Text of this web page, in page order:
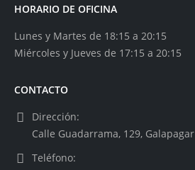
HORARIO DE OFICINA
Lunes y Martes de 18:15 a 20:15
Miércoles y Jueves de 17:15 a 20:15
CONTACTO
Dirección:
Calle Guadarrama, 129, Galapagar
Teléfono: